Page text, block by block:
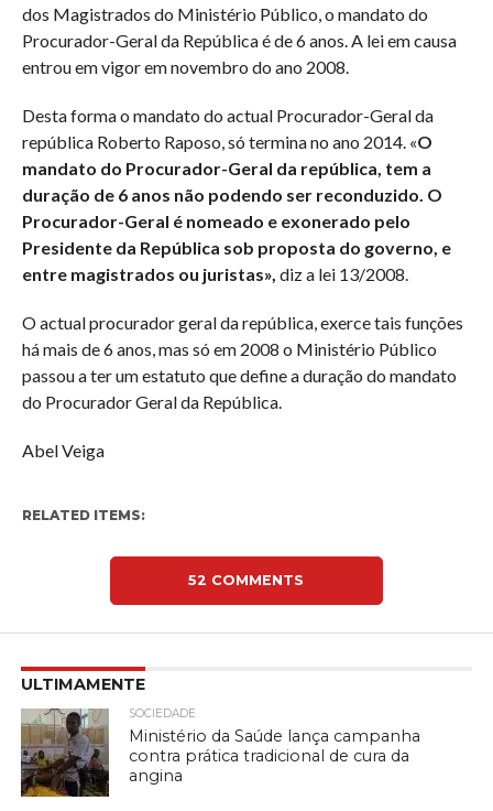
dos Magistrados do Ministério Público, o mandato do
Procurador-Geral da República é de 6 anos. A lei em causa
entrou em vigor em novembro do ano 2008.
Desta forma o mandato do actual Procurador-Geral da
república Roberto Raposo, só termina no ano 2014. «O
mandato do Procurador-Geral da república, tem a
duração de 6 anos não podendo ser reconduzido. O
Procurador-Geral é nomeado e exonerado pelo
Presidente da República sob proposta do governo, e
entre magistrados ou juristas», diz a lei 13/2008.
O actual procurador geral da república, exerce tais funções
há mais de 6 anos, mas só em 2008 o Ministério Público
passou a ter um estatuto que define a duração do mandato
do Procurador Geral da República.
Abel Veiga
RELATED ITEMS:
52 COMMENTS
ULTIMAMENTE
SOCIEDADE
Ministério da Saúde lança campanha
contra prática tradicional de cura da
angina